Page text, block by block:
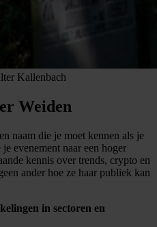
Kallenbach
Weiden
naam die je moet kennen als je
evenement naar een hoger
kennis over trends, crypto en
ander hoe ze haar publiek kan
in sectoren en